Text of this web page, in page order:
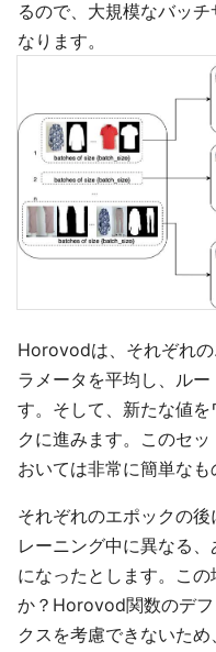
るので、大規模なバッ
なります。
Horovodは、それぞれ
ラメータを平均し、ル
す。そして、新たな値
クに進みます。このセ
おいては非常に簡単なも
それぞれのエポックの
レーニング中に異なる
になったとします。こ
か？Horovod関数のデフ
クスを考慮できないた